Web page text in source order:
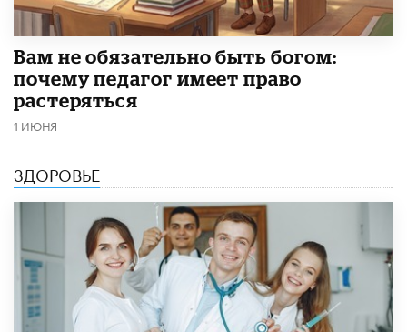
​Вам не обязательно быть богом:
почему педагог имеет право
растеряться
1 ИЮНЯ
ЗДОРОВЬЕ